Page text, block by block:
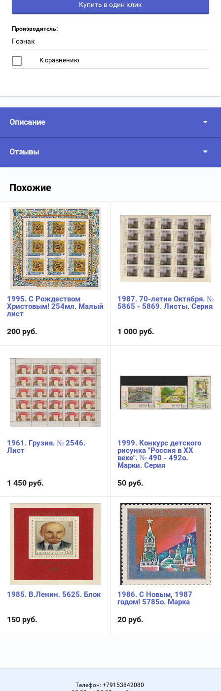
Купить в один клик
Производитель:
Гознак
К сравнению
Описание
Отзывы
Похожие
1995. С Рождеством
Христовым! 254мл. Малый
лист
200 руб.
1987. 70-летие Октября. №
5865 - 5869. Листы. Серия
1 000 руб.
1961. Грузия. № 2546.
Лист
1 450 руб.
1999. Конкурс детского
рисунка "Россия в XX
веке". № 490 - 492о.
Марки. Серия
50 руб.
1985. В.Ленин. 5625. Блок
150 руб.
1986. С Новым, 1987
годом! 5785о. Марка
20 руб.
Телефон: +79153842080